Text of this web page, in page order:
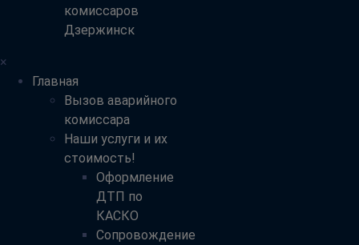
комиссаров
Дзержинск
×
Главная
Вызов аварийного
комиссара
Наши услуги и их
стоимость!
Оформление
ДТП по
КАСКО
Сопровождение